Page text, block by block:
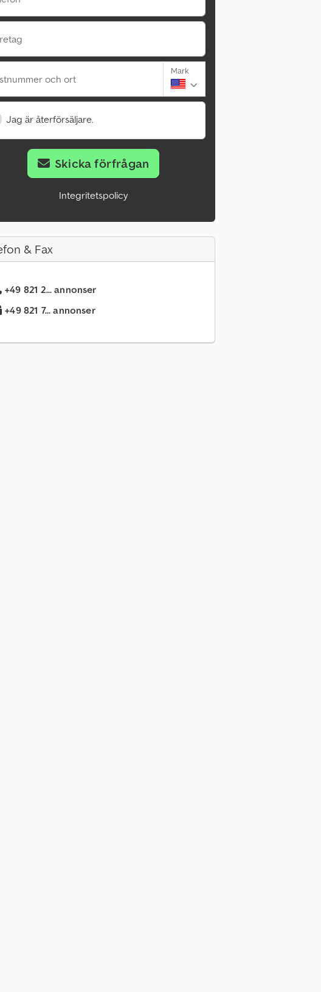
och ort
Mark
Jag är återförsäljare.
Skicka förfrågan
Integritetspolicy
& Fax
+49 821 2... annonser
+49 821 7... annonser